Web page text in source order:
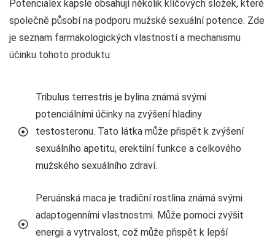
Potencialex kapsle obsahují několik klíčových složek, které
společně působí na podporu mužské sexuální potence. Zde
je seznam farmakologických vlastností a mechanismu
účinku tohoto produktu:
Tribulus terrestris je bylina známá svými
potenciálními účinky na zvýšení hladiny
testosteronu. Tato látka může přispět k zvýšení
sexuálního apetitu, erektilní funkce a celkového
mužského sexuálního zdraví.
Peruánská maca je tradiční rostlina známá svými
adaptogenními vlastnostmi. Může pomoci zvýšit
energii a vytrvalost, což může přispět k lepší